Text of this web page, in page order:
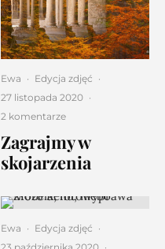
Ewa · Edycja zdjęć ·
27 listopada 2020 ·
2 komentarze
Zagrajmy w
skojarzenia
Ewa · Edycja zdjęć ·